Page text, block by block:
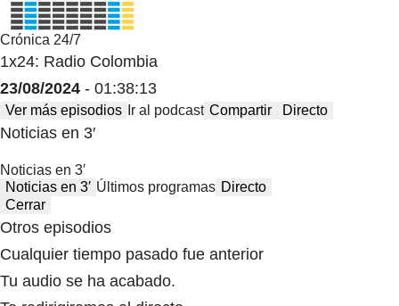
Crónica 24/7
1x24: Radio Colombia
23/08/2024 - 01:38:13
Ver más episodios Ir al podcast Compartir Directo
Noticias en 3′
Noticias en 3′
Noticias en 3′ Últimos programas Directo
Cerrar
Otros episodios
Cualquier tiempo pasado fue anterior
Tu audio se ha acabado.